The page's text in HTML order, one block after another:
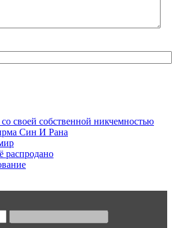
своей собственной никчемностью
Син И Рана
распродано